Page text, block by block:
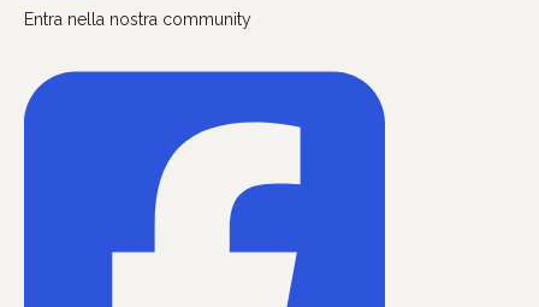
Entra nella nostra community